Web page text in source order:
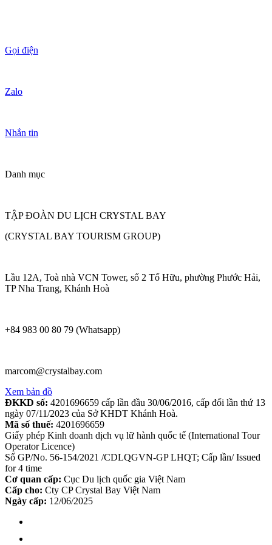
Gọi điện
Zalo
Nhắn tin
Danh mục
TẬP ĐOÀN DU LỊCH CRYSTAL BAY
(CRYSTAL BAY TOURISM GROUP)
Lầu 12A, Toà nhà VCN Tower, số 2 Tố Hữu, phường Phước Hải,
TP Nha Trang, Khánh Hoà
+84 983 00 80 79 (Whatsapp)
marcom@crystalbay.com
Xem bản đồ
ĐKKD số: 4201696659 cấp lần đầu 30/06/2016, cấp đổi lần thứ 13
ngày 07/11/2023 của Sở KHDT Khánh Hoà.
Mã số thuế: 4201696659
Giấy phép Kinh doanh dịch vụ lữ hành quốc tế (International Tour
Operator Licence)
Số GP/No. 56-154/2021 /CDLQGVN-GP LHQT; Cấp lần/ Issued
for 4 time
Cơ quan cấp: Cục Du lịch quốc gia Việt Nam
Cấp cho: Cty CP Crystal Bay Việt Nam
Ngày cấp: 12/06/2025